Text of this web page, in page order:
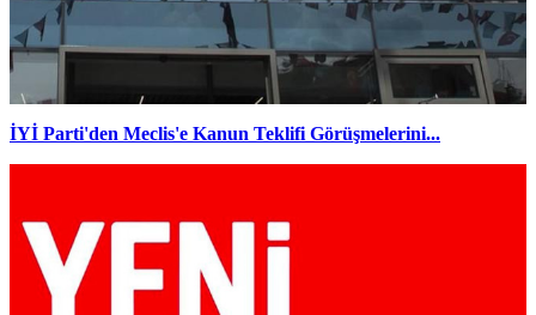
İYİ Parti'den Meclis'e Kanun Teklifi Görüşmelerini...